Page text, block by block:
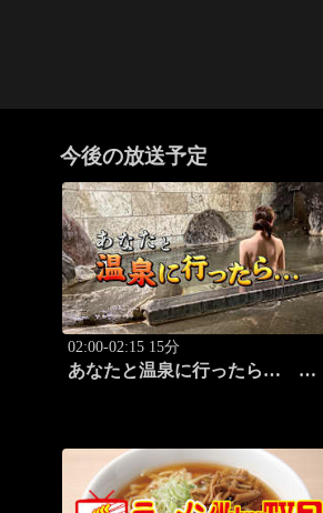
今後の放送予定
02:00-02:15 15分
あなたと温泉に行ったら…